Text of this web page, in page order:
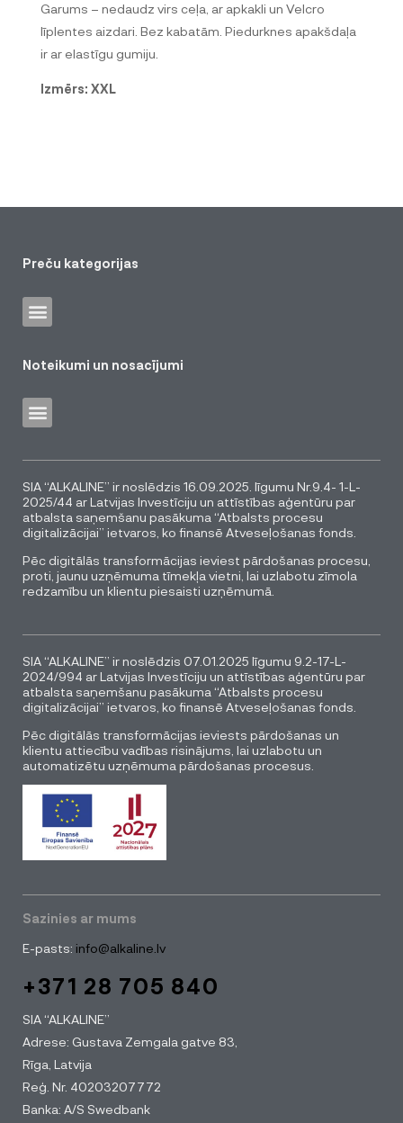
Garums – nedaudz virs ceļa, ar apkakli un Velcro
līplentes aizdari. Bez kabatām. Piedurknes apakšdaļa
ir ar elastīgu gumiju.
Izmērs: XXL
Preču kategorijas
Noteikumi un nosacījumi
SIA “ALKALINE” ir noslēdzis 16.09.2025. līgumu Nr.9.4- 1-L-
2025/44 ar Latvijas Investīciju un attīstības aģentūru par
atbalsta saņemšanu pasākuma “Atbalsts procesu
digitalizācijai” ietvaros, ko finansē Atveseļošanas fonds.
Pēc digitālās transformācijas ieviest pārdošanas procesu,
proti, jaunu uzņēmuma tīmekļa vietni, lai uzlabotu zīmola
redzamību un klientu piesaisti uzņēmumā.
SIA “ALKALINE” ir noslēdzis 07.01.2025 līgumu 9.2-17-L-
2024/994 ar Latvijas Investīciju un attīstības aģentūru par
atbalsta saņemšanu pasākuma “Atbalsts procesu
digitalizācijai” ietvaros, ko finansē Atveseļošanas fonds.
Pēc digitālās transformācijas ieviests pārdošanas un
klientu attiecību vadības risinājums, lai uzlabotu un
automatizētu uzņēmuma pārdošanas procesus.
Sazinies ar mums
E-pasts: info@alkaline.lv
+371 28 705 840
SIA “ALKALINE”
Adrese: Gustava Zemgala gatve 83,
Rīga, Latvija
Reģ. Nr. 40203207772
Banka: A/S Swedbank